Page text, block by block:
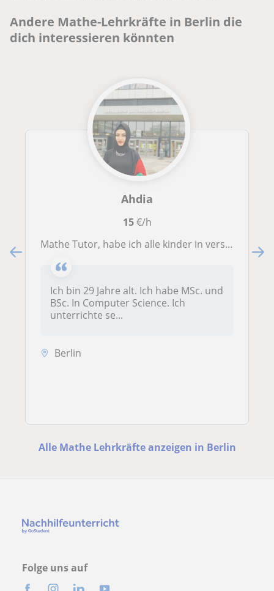
Andere Mathe-Lehrkräfte in Berlin die
dich interessieren könnten
Ahdia
15€/h
Mathe Tutor, habe ich alle kinder in verschiedene ältere Gruppen.
Ich bin 29 Jahre alt. Ich habe MSc. und
BSc. In Computer Science. Ich
unterrichte se...
Berlin
Alle Mathe Lehrkräfte anzeigen in Berlin
Folge uns auf